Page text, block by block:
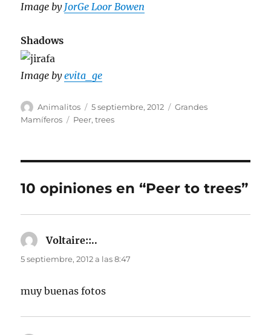
Image by JorGe Loor Bowen
Shadows
Image byevita_ge
Autor
Animalitos
Publicado
el
5 septiembre, 2012 Categorías
Grandes
Mamíferos
Etiquetas
Peer,trees
10 opiniones en “Peer to trees”
Voltaire::..
5 septiembre, 2012 a las 8:47
muy buenas fotos